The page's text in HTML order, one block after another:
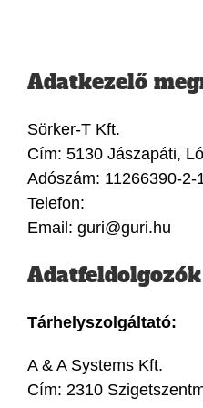
Adatkezelő
Sörker-T Kft.
Cím: 5130 Jászapáti,
Adószám: 11266390-2-
Telefon:
Email: guri@guri.hu
Tárhelyszolgáltató:
A & A Systems Kft.
Cím: 2310